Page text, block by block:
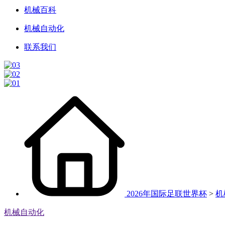
机械百科
机械自动化
联系我们
2026年国际足联世界杯 > 机
机械自动化